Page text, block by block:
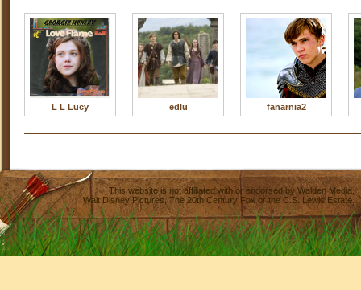
L L Lucy edlu fanarnia2
This website is not affiliated with or endorsed byWalden Media
Walt Disney Pictures,The 20th Century Fox or the C.S. Lewis Estate.